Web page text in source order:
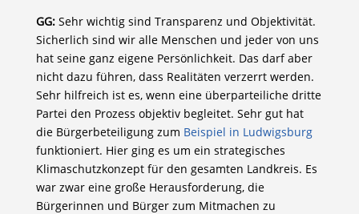
GG: Sehr wichtig sind Transparenz und Objektivität.
Sicherlich sind wir alle Menschen und jeder von uns
hat seine ganz eigene Persönlichkeit. Das darf aber
nicht dazu führen, dass Realitäten verzerrt werden.
Sehr hilfreich ist es, wenn eine überparteiliche dritte
Partei den Prozess objektiv begleitet. Sehr gut hat
die Bürgerbeteiligung zum Beispiel in Ludwigsburg
funktioniert. Hier ging es um ein strategisches
Klimaschutzkonzept für den gesamten Landkreis. Es
war zwar eine große Herausforderung, die
Bürgerinnen und Bürger zum Mitmachen zu